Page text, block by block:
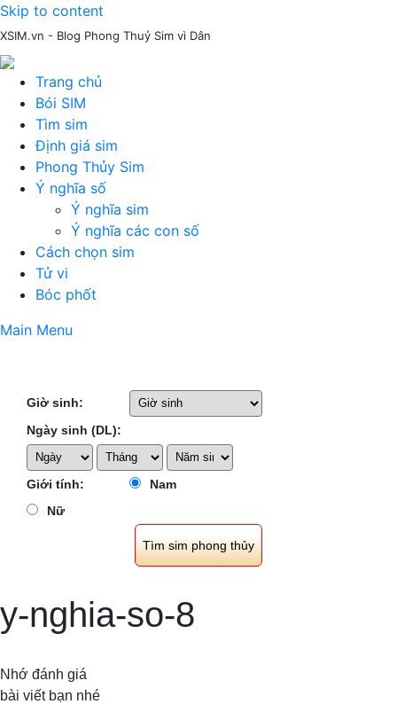
Skip to content
XSIM.vn - Blog Phong Thuỷ Sim vì Dân
Trang chủ
Bói SIM
Tìm sim
Định giá sim
Phong Thủy Sim
Ý nghĩa số
Ý nghĩa sim
Ý nghĩa các con số
Cách chọn sim
Tử vi
Bóc phốt
Main Menu
Giờ sinh:
Ngày sinh (DL):
Giới tính:
Nam
Nữ
y-nghia-so-8
Nhớ đánh giá
bài viết bạn nhé